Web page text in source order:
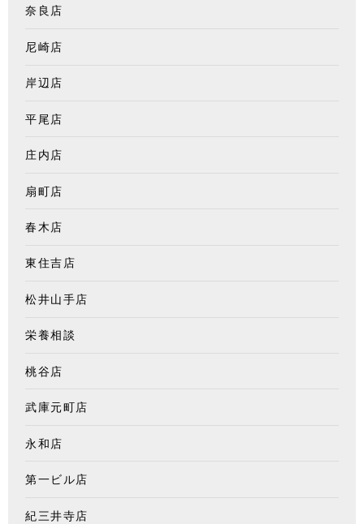
奈良店
尼崎店
岸辺店
平尾店
庄内店
扇町店
春木店
東住吉店
松井山手店
栄養相談
桃谷店
武庫元町店
永和店
第一ビル店
紀三井寺店